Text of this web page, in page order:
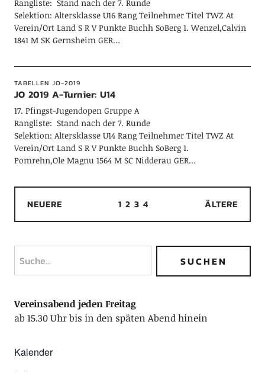
Rangliste: Stand nach der 7. Runde
Selektion: Altersklasse U16 Rang Teilnehmer Titel TWZ At
Verein/Ort Land S R V Punkte Buchh SoBerg 1. Wenzel,Calvin
1841 M SK Gernsheim GER…
TABELLEN JO-2019
JO 2019 A-Turnier: U14
17. Pfingst-Jugendopen Gruppe A
Rangliste: Stand nach der 7. Runde
Selektion: Altersklasse U14 Rang Teilnehmer Titel TWZ At
Verein/Ort Land S R V Punkte Buchh SoBerg 1.
Pomrehn,Ole Magnu 1564 M SC Nidderau GER…
NEUERE 1 2 3 4 ÄLTERE
Vereinsabend jeden Freitag
ab 15.30 Uhr bis in den späten Abend hinein
Kalender